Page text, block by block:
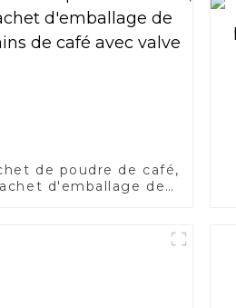
de poudre de café,
d'emballage de